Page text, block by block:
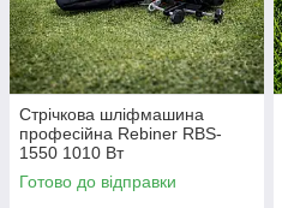
Стрічкова шліфмашина
професійна Rebiner RBS-
1550 1010 Вт
Готово до відправки